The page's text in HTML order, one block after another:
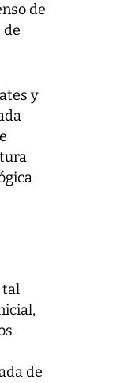
de
de
y
tal
de